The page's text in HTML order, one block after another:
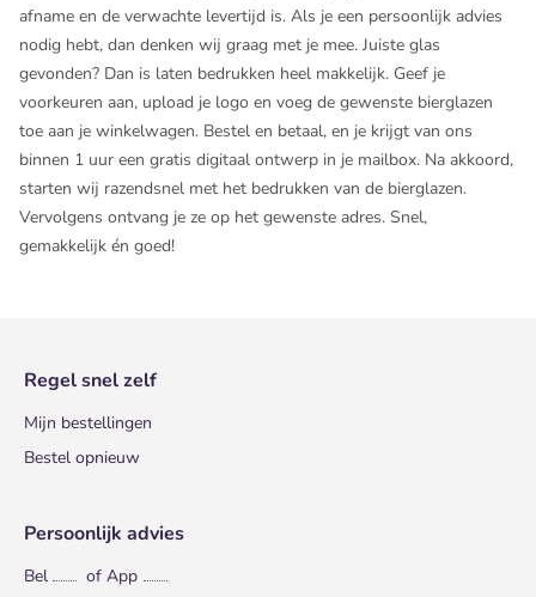
afname en de verwachte levertijd is. Als je een persoonlijk advies
nodig hebt, dan denken wij graag met je mee. Juiste glas
gevonden? Dan is laten bedrukken heel makkelijk. Geef je
voorkeuren aan, upload je logo en voeg de gewenste bierglazen
toe aan je winkelwagen. Bestel en betaal, en je krijgt van ons
binnen 1 uur een gratis digitaal ontwerp in je mailbox. Na akkoord,
starten wij razendsnel met het bedrukken van de bierglazen.
Vervolgens ontvang je ze op het gewenste adres. Snel,
gemakkelijk én goed!
Regel snel zelf
Mijn bestellingen
Bestel opnieuw
Persoonlijk advies
Bel
of App